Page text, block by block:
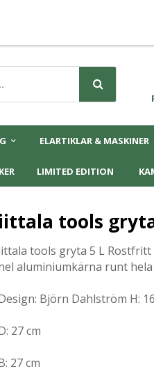
ELARTIKLAR & MASKINER
LIMITED EDITION
iittala tools
tools gryta 5 L Rostfritt
aluminiumkärna runt
Björn Dahlström H:
27 cm
27 cm